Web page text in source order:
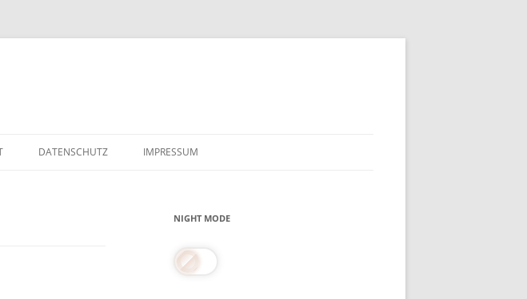
DATENSCHUTZ IMPRESSUM
NIGHT MODE